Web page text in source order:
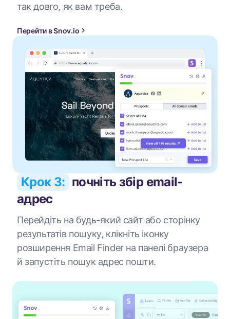
так довго, як вам треба.
Перейти в Snov.io
Крок 3: почніть збір email-
адрес
Перейдіть на будь-який сайт або сторінку
результатів пошуку, клікніть іконку
розширення Email Finder на панелі браузера
й запустіть пошук адрес пошти.